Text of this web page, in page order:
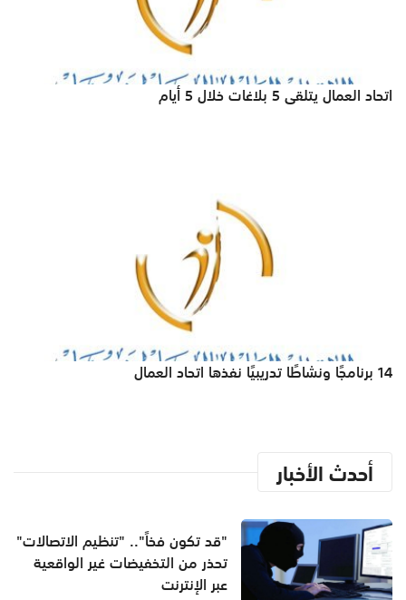
اتحاد العمال يتلقى 5 بلاغات خلال 5 أيام
14 برنامجًا ونشاطًا تدريبيًا نفذها اتحاد العمال
أحدث الأخبار
"قد تكون فخاً".. "تنظيم الاتصالات"
تحذر من التخفيضات غير الواقعية
عبر الإنترنت